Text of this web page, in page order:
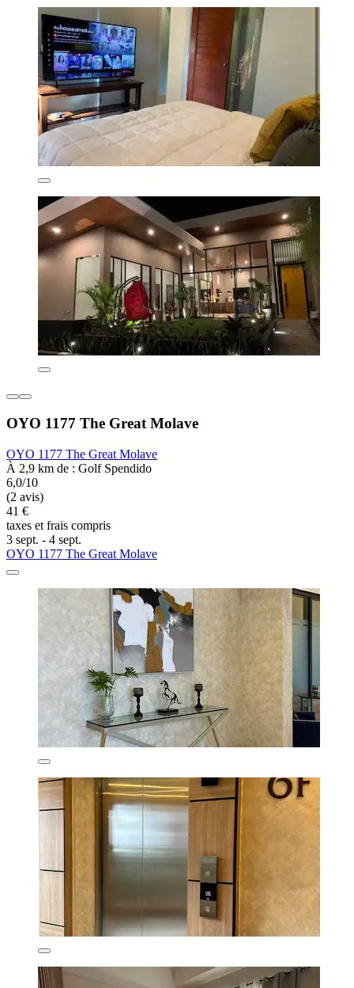
OYO 1177 The Great Molave
OYO 1177 The Great Molave
À 2,9 km de : Golf Spendido
6,0/10
(2 avis)
41 €
taxes et frais compris
3 sept. - 4 sept.
OYO 1177 The Great Molave